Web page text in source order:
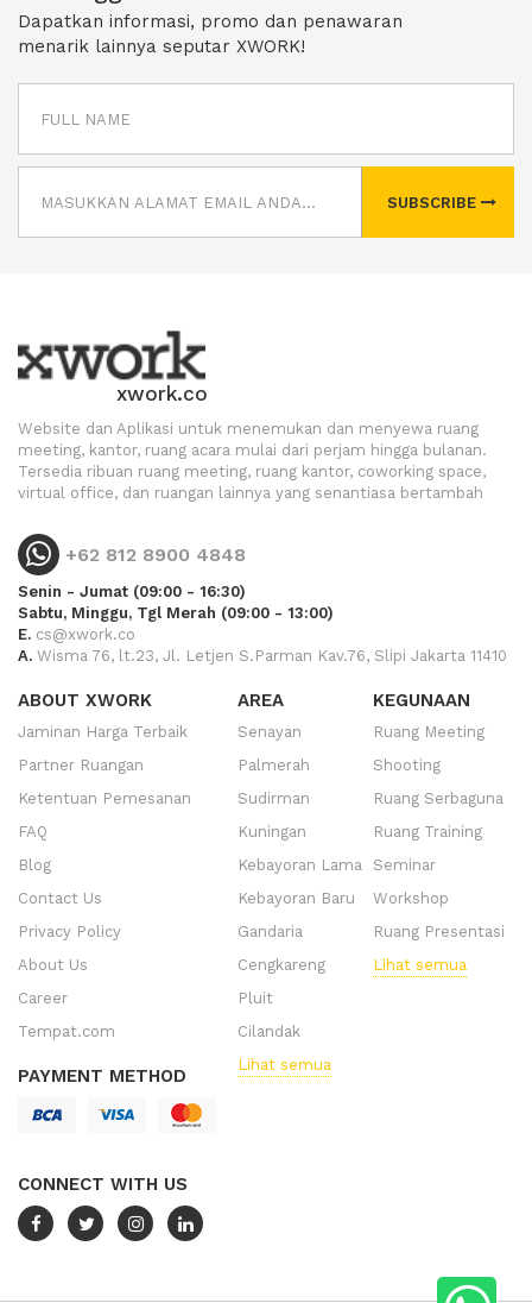
Dapatkan informasi, promo dan penawaran
menarik lainnya seputar XWORK!
SUBSCRIBE
xwork.co
Website dan Aplikasi untuk menemukan dan menyewa ruang
meeting, kantor, ruang acara mulai dari perjam hingga bulanan.
Tersedia ribuan ruang meeting, ruang kantor, coworking space,
virtual office, dan ruangan lainnya yang senantiasa bertambah
+62 812 8900 4848
Senin - Jumat (09:00 - 16:30)
Sabtu, Minggu, Tgl Merah (09:00 - 13:00)
E. cs@xwork.co
A. Wisma 76, lt.23, Jl. Letjen S.Parman Kav.76, Slipi Jakarta 11410
ABOUT XWORK
Jaminan Harga Terbaik
Partner Ruangan
Ketentuan Pemesanan
FAQ
Blog
Contact Us
Privacy Policy
About Us
Career
Tempat.com
PAYMENT METHOD
CONNECT WITH US
AREA
Senayan
Palmerah
Sudirman
Kuningan
Kebayoran Lama
Kebayoran Baru
Gandaria
Cengkareng
Pluit
Cilandak
Lihat semua
KEGUNAAN
Ruang Meeting
Shooting
Ruang Serbaguna
Ruang Training
Seminar
Workshop
Ruang Presentasi
Lihat semua